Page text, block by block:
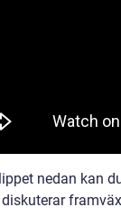
nedan kan